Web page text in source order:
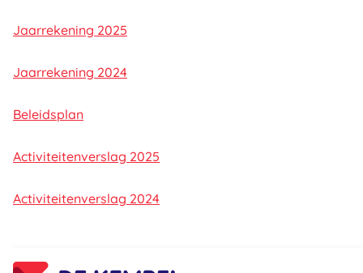
Jaarrekening 2025
Jaarrekening 2024
Beleidsplan
Activiteitenverslag 2025
Activiteitenverslag 2024